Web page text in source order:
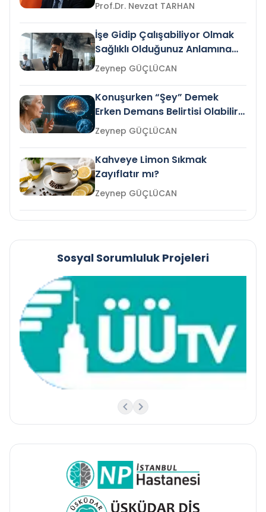
Prof.Dr. Nevzat TARHAN
İşe Gidip Çalışabiliyor Olmak
Sağlıklı Olduğunuz Anlamına
Gelir mi?Zeynep GÜÇLÜCAN
Konuşurken “Şey” Demek
Erken Demans Belirtisi Olabilir
mi?
Zeynep GÜÇLÜCAN
Kahveye Limon Sıkmak
Zayıflatır mı?
Zeynep GÜÇLÜCAN
Sosyal Sorumluluk Projeleri